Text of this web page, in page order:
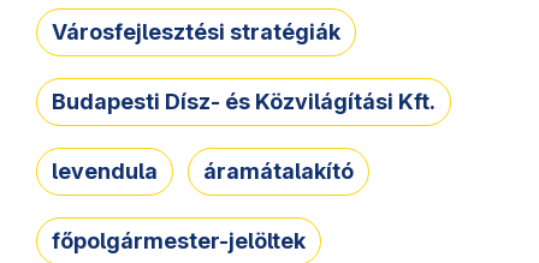
Városfejlesztési stratégiák
Budapesti Dísz- és Közvilágítási Kft.
levendula áramátalakító
főpolgármester-jelöltek